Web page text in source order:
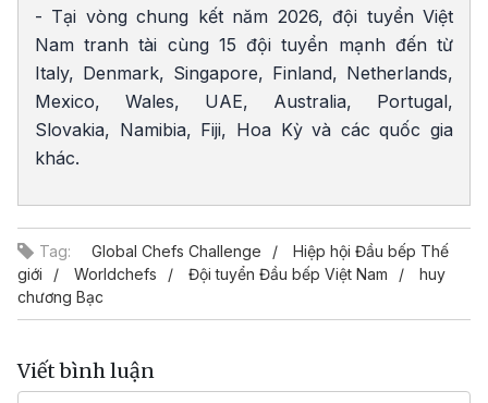
- Tại vòng chung kết năm 2026, đội tuyển Việt
Nam tranh tài cùng 15 đội tuyển mạnh đến từ
Italy, Denmark, Singapore, Finland, Netherlands,
Mexico, Wales, UAE, Australia, Portugal,
Slovakia, Namibia, Fiji, Hoa Kỳ và các quốc gia
khác.
Tag: Global Chefs Challenge
Hiệp hội Đầu bếp Thế
giới
Worldchefs Đội tuyển Đầu bếp Việt Nam
huy
chương Bạc
Viết bình luận